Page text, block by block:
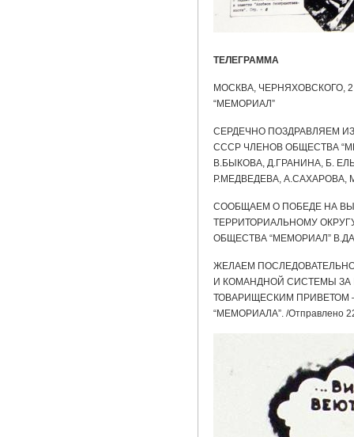
ТЕЛЕГРАММА
МОСКВА, ЧЕРНЯХОВСКОГО,
“МЕМОРИАЛ”
СЕРДЕЧНО ПОЗДРАВЛЯЕМ
СССР ЧЛЕНОВ ОБЩЕСТВА
В.БЫКОВА, Д.ГРАНИНА, Б.
Р.МЕДВЕДЕВА, А.САХАРОВА,
СООБЩАЕМ О ПОБЕДЕ НА
ТЕРРИТОРИАЛЬНОМУ
ОБЩЕСТВА “МЕМОРИАЛ”
ЖЕЛАЕМ
И КОМАНДНОЙ СИСТЕМЫ
ТОВАРИЩЕСКИМ ПРИВЕТОМ
“МЕМОРИАЛА”. /Отправлено